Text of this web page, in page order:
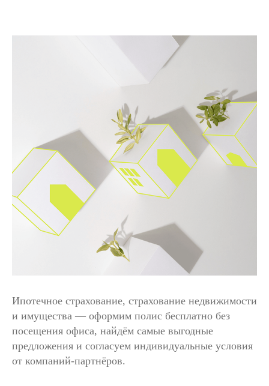
Ипотечное страхование, страхование недвижимости
и имущества — оформим полис бесплатно без
посещения офиса, найдём самые выгодные
предложения и согласуем индивидуальные условия
от компаний-партнёров.